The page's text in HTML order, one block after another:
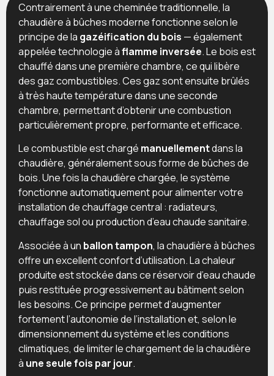
Contrairement à une cheminée traditionnelle, la
chaudière à bûches moderne fonctionne selon le
principe de la gazéification du bois — également
appelée technologie àflamme inversée. Le bois est
chauffé dans une première chambre, ce qui libère
des gaz combustibles. Ces gaz sont ensuite brûlés
à très haute température dans une seconde
chambre, permettant d’obtenir une combustion
particulièrement propre, performante et efficace.
Le combustible est chargé manuellementdans la
chaudière, généralement sous forme de bûches de
bois. Une fois la chaudière chargée, le système
fonctionne automatiquement pour alimenter votre
installation de chauffage central : radiateurs,
chauffage sol ou production d’eau chaude sanitaire.
Associée à un ballon tampon, la chaudière à bûches
offre un excellent confort d’utilisation. La chaleur
produite est stockée dans ce réservoir d’eau chaude
puis restituée progressivement au bâtiment selon
les besoins. Ce principe permet d’augmenter
fortement l’autonomie de l’installation et, selon le
dimensionnement du système et les conditions
climatiques, de limiter le chargement de la chaudière
à une seule fois par jour.